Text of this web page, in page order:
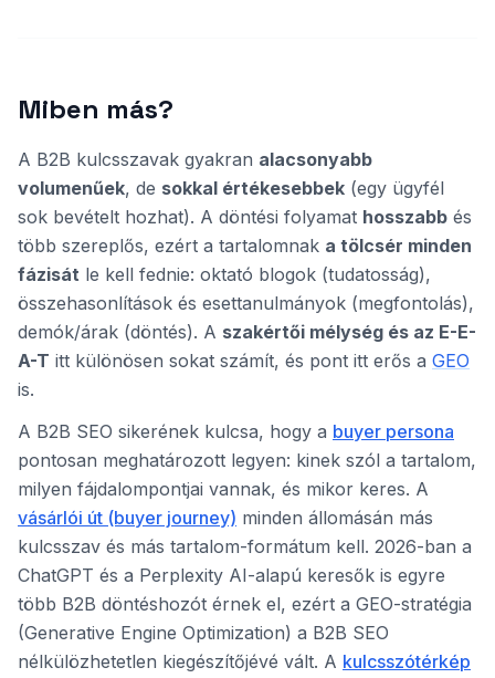
Miben más?
A B2B kulcsszavak gyakran alacsonyabb
volumenűek, de sokkal értékesebbek (egy ügyfél
sok bevételt hozhat). A döntési folyamat hosszabb és
több szereplős, ezért a tartalomnak a tölcsér minden
fázisát le kell fednie: oktató blogok (tudatosság),
összehasonlítások és esettanulmányok (megfontolás),
demók/árak (döntés). A szakértői mélység és az E-E-
A-T itt különösen sokat számít, és pont itt erős a GEO
is.
A B2B SEO sikerének kulcsa, hogy a buyer persona
pontosan meghatározott legyen: kinek szól a tartalom,
milyen fájdalompontjai vannak, és mikor keres. A
vásárlói út (buyer journey) minden állomásán más
kulcsszav és más tartalom-formátum kell. 2026-ban a
ChatGPT és a Perplexity AI-alapú keresők is egyre
több B2B döntéshozót érnek el, ezért a GEO-stratégia
(Generative Engine Optimization) a B2B SEO
nélkülözhetetlen kiegészítőjévé vált. A kulcsszótérkép